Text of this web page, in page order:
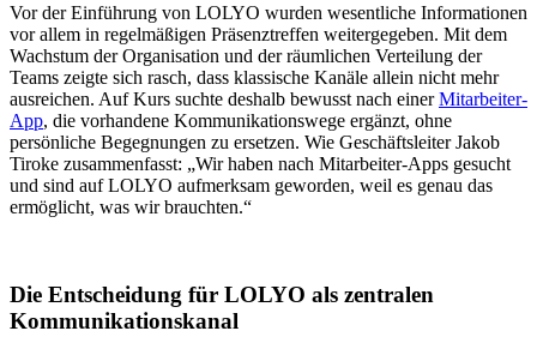
Vor der Einführung von LOLYO wurden wesentliche Informationen
vor allem in regelmäßigen Präsenztreffen weitergegeben. Mit dem
Wachstum der Organisation und der räumlichen Verteilung der
Teams zeigte sich rasch, dass klassische Kanäle allein nicht mehr
ausreichen. Auf Kurs suchte deshalb bewusst nach einerMitarbeiter-
App, die vorhandene Kommunikationswege ergänzt, ohne
persönliche Begegnungen zu ersetzen. Wie Geschäftsleiter Jakob
Tiroke zusammenfasst: „Wir haben nach Mitarbeiter-Apps gesucht
und sind auf LOLYO aufmerksam geworden, weil es genau das
ermöglicht, was wir brauchten.“
Die Entscheidung für LOLYO als zentralen
Kommunikationskanal